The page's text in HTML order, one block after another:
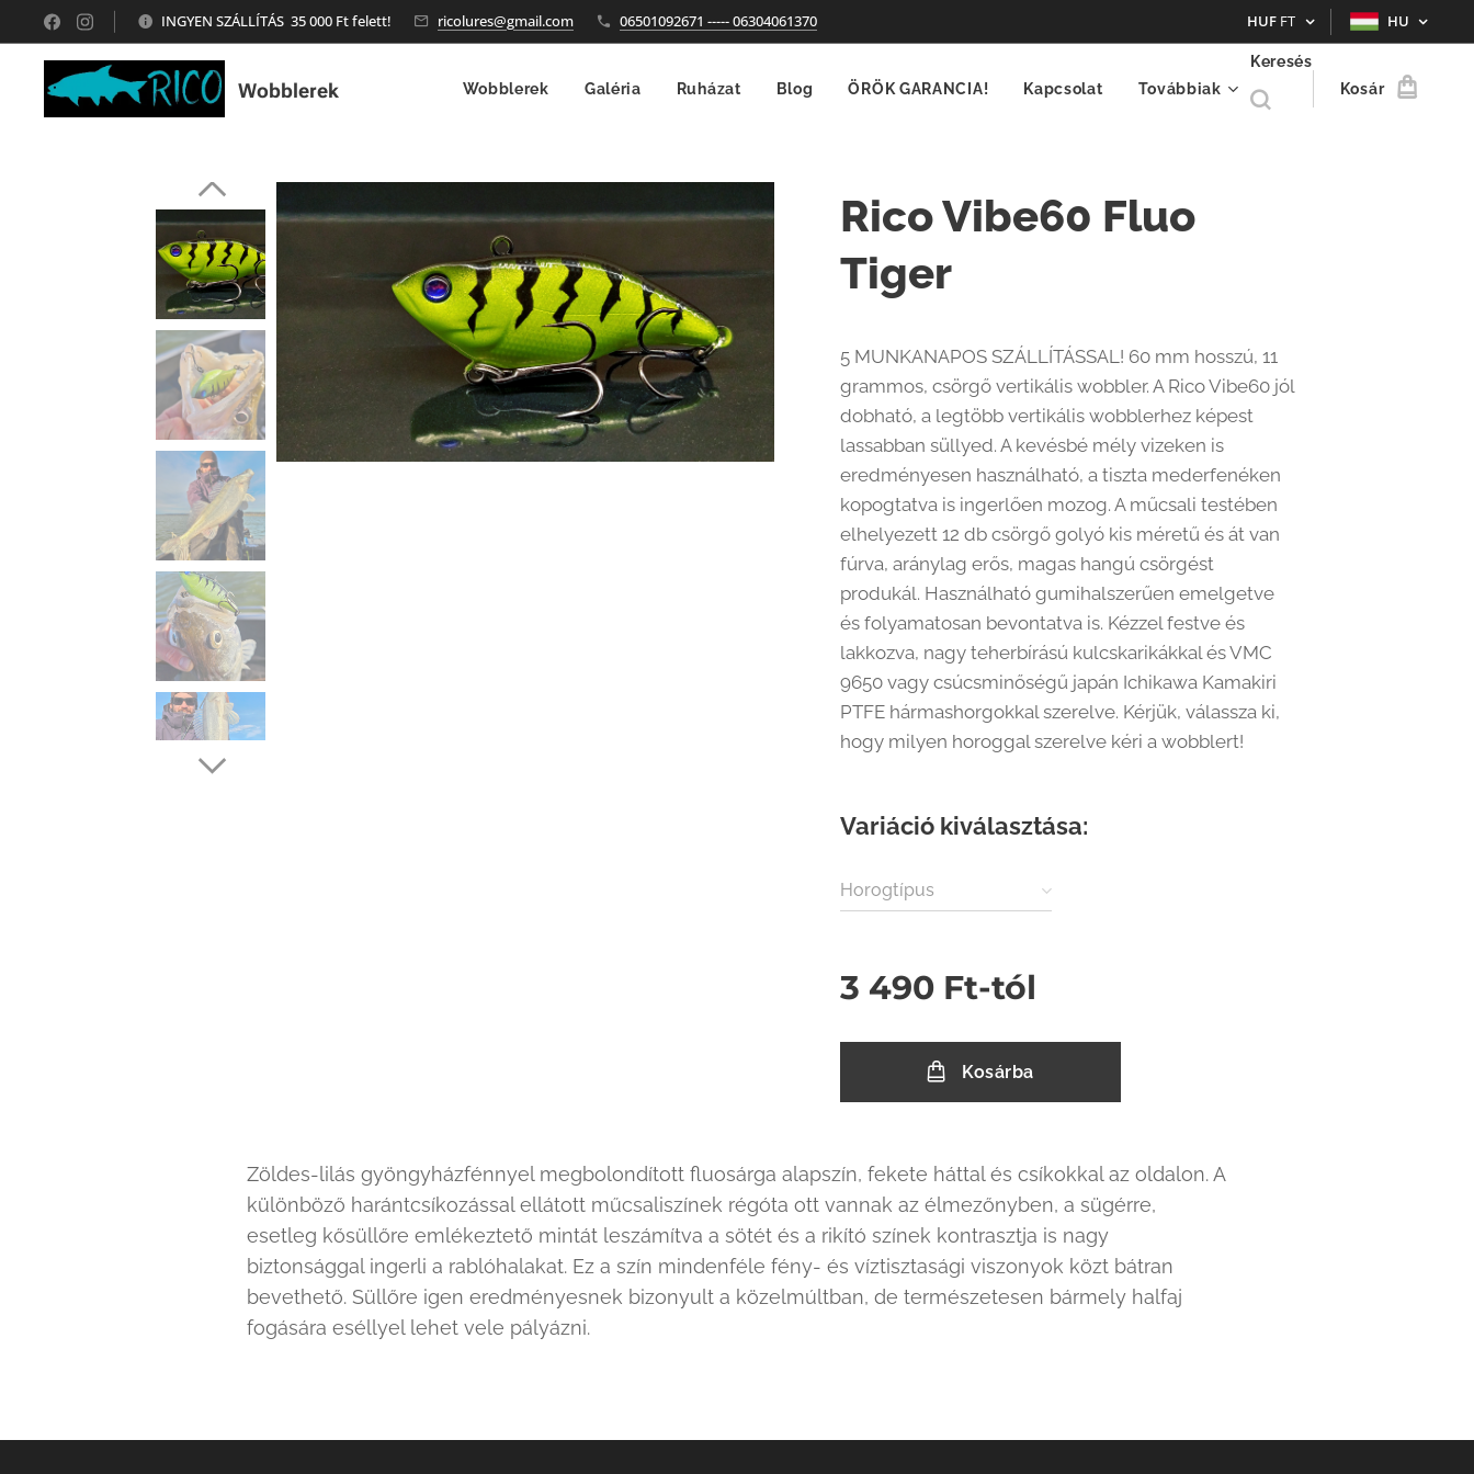
INGYEN SZÁLLÍTÁS 35 000 Ft felett! ricolures@gmail.com 06501092671 ----- 06304061370 HUF FT HU
Wobblerek Wobblerek Galéria Ruházat Blog ÖRÖK GARANCIA! Kapcsolat Továbbiak
Keresés
Kosár
Rico Vibe60 Fluo
Tiger
5 MUNKANAPOS SZÁLLÍTÁSSAL! 60 mm hosszú, 11
grammos, csörgő vertikális wobbler. A Rico Vibe60 jól
dobható, a legtöbb vertikális wobblerhez képest
lassabban süllyed. A kevésbé mély vizeken is
eredményesen használható, a tiszta mederfenéken
kopogtatva is ingerlően mozog. A műcsali testében
elhelyezett 12 db csörgő golyó kis méretű és át van
fúrva, aránylag erős, magas hangú csörgést
produkál. Használható gumihalszerűen emelgetve
és folyamatosan bevontatva is. Kézzel festve és
lakkozva, nagy teherbírású kulcskarikákkal és VMC
9650 vagy csúcsminőségű japán Ichikawa Kamakiri
PTFE hármashorgokkal szerelve. Kérjük, válassza ki,
hogy milyen horoggal szerelve kéri a wobblert!
Variáció kiválasztása:
Horogtípus
3 490 Ft-tól
Kosárba
Zöldes-lilás gyöngyházfénnyel megbolondított fluosárga alapszín, fekete háttal és csíkokkal az oldalon. A
különböző harántcsíkozással ellátott műcsaliszínek régóta ott vannak az élmezőnyben, a sügérre,
esetleg kősüllőre emlékeztető mintát leszámítva a sötét és a rikító színek kontrasztja is nagy
biztonsággal ingerli a rablóhalakat. Ez a szín mindenféle fény- és víztisztasági viszonyok közt bátran
bevethető. Süllőre igen eredményesnek bizonyult a közelmúltban, de természetesen bármely halfaj
fogására eséllyel lehet vele pályázni.